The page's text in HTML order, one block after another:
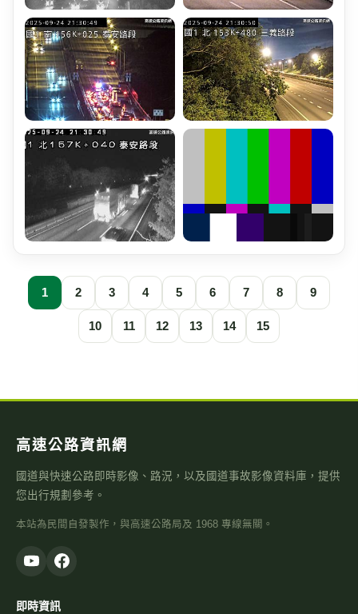
1 2 3 4 5 6 7 8 9
10 11 12 13 14 15
高速公路資訊網
國道與快速公路即時影像、路況，以及國道事故影像資料庫，提供
您出行規劃參考。
本站為民間自發製作，與高速公路局及 1968 專線無關。
即時資訊